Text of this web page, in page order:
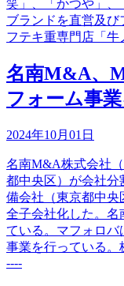
笑」、「かつや」、
ブランドを直営及
フテキ重専門店「牛
名南M&A、
フォーム事
2024年10月01日
名南M&A株式会社
都中央区）が会社分
備会社（東京都中央
全子会社化した。
ている。マフォロ
事業を行っている。
----